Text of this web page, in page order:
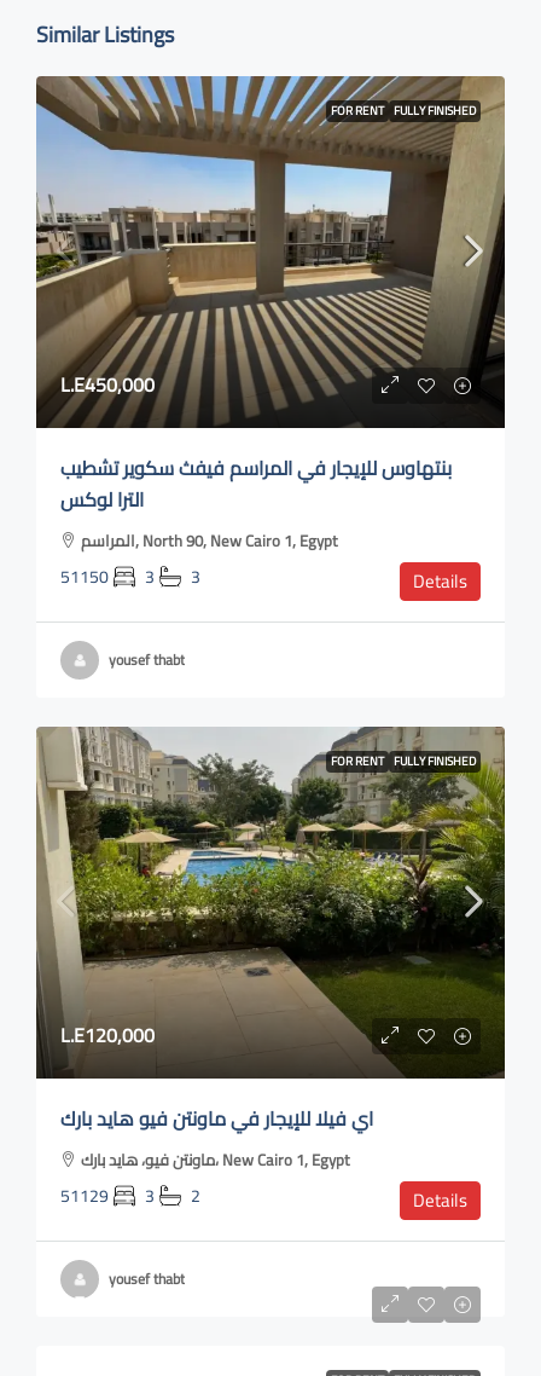
Similar Listings
FOR RENT FULLY FINISHED
L.E450,000
بنتهاوس للإيجار في المراسم فيفث سكوير تشطيب
الترا لوكس
المراسم, North 90, New Cairo 1, Egypt
51150 3 3 Details
yousef thabt
FOR RENT FULLY FINISHED
L.E120,000
اي فيلا للإيجار في ماونتن فيو هايد بارك
ماونتن فيو، هايد بارك، New Cairo 1, Egypt
51129 3 2 Details
yousef thabt
L.E40,000